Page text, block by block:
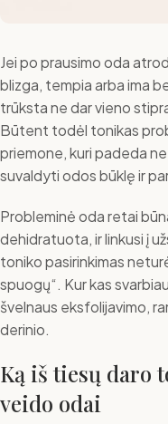
Jei po prausimo oda
blizga, tempia arba ima
trūksta ne dar vieno
Būtent todėl tonikas
priemone, kuri padeda
suvaldyti odos būklę ir
Probleminė oda retai
dehidratuota, ir linkusi į
toniko pasirinkimas
spuogų“. Kur kas
švelnaus eksfolijavimo,
derinio.
Ką iš tiesų daro
veido odai